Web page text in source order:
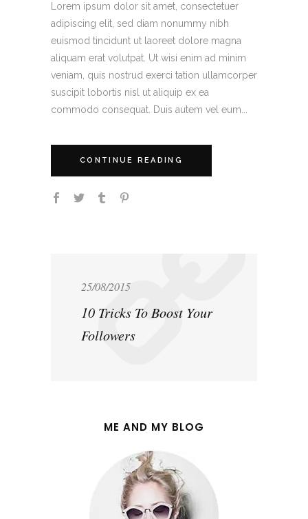
Lorem ipsum dolor sit amet, consectetuer
adipiscing elit, sed diam nonummy nibh
euismod tincidunt ut laoreet dolore magna
aliquam erat volutpat. Ut wisi enim ad minim
veniam, quis nostrud exerci tation ullamcorper
suscipit lobortis nisl ut aliquip ex ea
commodo consequat. Duis autem vel eum...
CONTINUE READING
25/08/2015
10 Tricks To Boost Your
Followers
ME AND MY BLOG